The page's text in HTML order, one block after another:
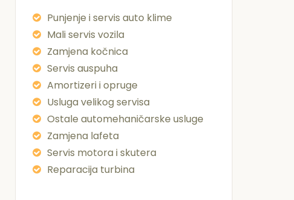
Punjenje i servis auto klime
Mali servis vozila
Zamjena kočnica
Servis auspuha
Amortizeri i opruge
Usluga velikog servisa
Ostale automehaničarske usluge
Zamjena lafeta
Servis motora i skutera
Reparacija turbina